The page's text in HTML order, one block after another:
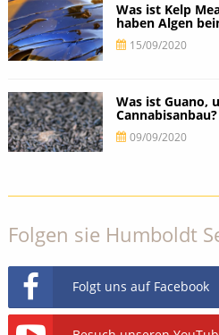
Was ist Kelp
haben Algen
15/09/2020
Was ist Guano,
Cannabisanbau?
09/09/2020
Folgen sie Humboldt
Folgt uns auf Facebook